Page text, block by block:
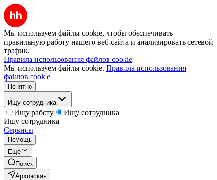
Мы используем файлы cookie, чтобы обеспечивать
правильную работу нашего веб-сайта и анализировать сетевой
трафик.
Правила использования файлов cookie
Мы используем файлы cookie. Правила использования
файлов cookie
Понятно
Ищу сотрудника
Ищу работу
Ищу сотрудника
Ищу сотрудника
Сервисы
Помощь
Ещё
Поиск
Архонская